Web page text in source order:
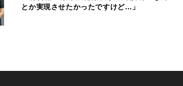
とか実現させたかったですけど…」